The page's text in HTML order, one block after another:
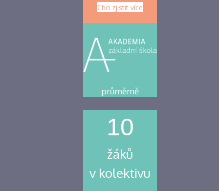
Chci zjistit více
průměrně
10
žáků
v kolektivu